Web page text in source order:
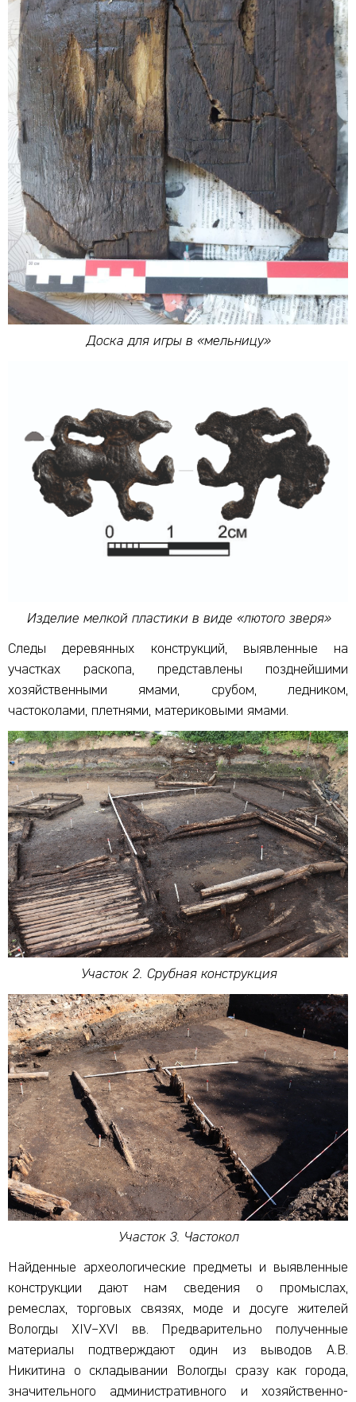
Доска для игры в «мельницу»
Изделие мелкой пластики в виде «лютого зверя»
Следы деревянных конструкций, выявленные на
участках раскопа, представлены позднейшими
хозяйственными ямами, срубом, ледником,
частоколами, плетнями, материковыми ямами.
Участок 2. Срубная конструкция
Участок 3. Частокол
Найденные археологические предметы и выявленные
конструкции дают нам сведения о промыслах,
ремеслах, торговых связях, моде и досуге жителей
Вологды XIV–XVI вв. Предварительно полученные
материалы подтверждают один из выводов А.В.
Никитина о складывании Вологды сразу как города,
значительного административного и хозяйственно-